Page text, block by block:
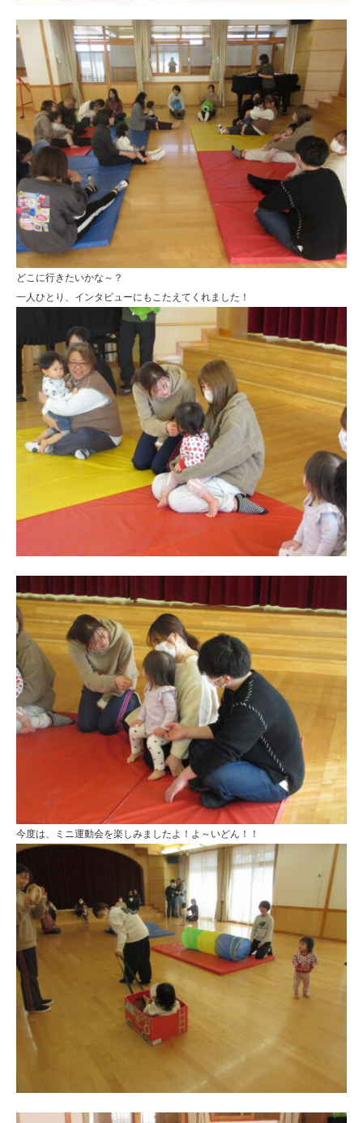
どこに行きたいかな～？
一人ひとり、インタビューにもこたえてくれました！
今度は、ミニ運動会を楽しみましたよ！よ～いどん！！